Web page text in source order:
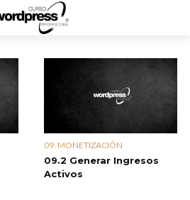
09. MONETIZACIÓN
09.2 Generar Ingresos
Activos